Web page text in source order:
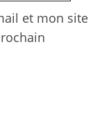
et mon site